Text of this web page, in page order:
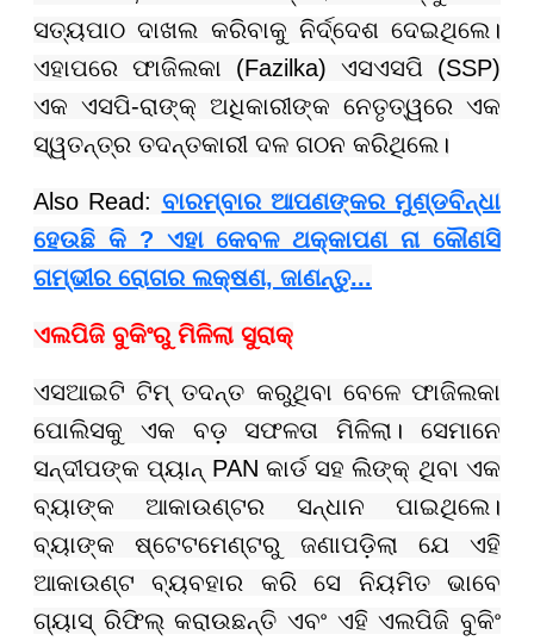
ସତ୍ୟପାଠ ଦାଖଲ କରିବାକୁ ନିର୍ଦ୍ଦେଶ ଦେଇଥିଲେ।
ଏହାପରେ ଫାଜିଲକା (Fazilka) ଏସଏସପି (SSP)
ଏକ ଏସପି-ରାଙ୍କ୍ ଅଧିକାରୀଙ୍କ ନେତୃତ୍ୱରେ ଏକ
ସ୍ୱତନ୍ତ୍ର ତଦନ୍ତକାରୀ ଦଳ ଗଠନ କରିଥିଲେ।
Also Read: ବାରମ୍ବାର ଆପଣଙ୍କର ମୁଣ୍ଡବିନ୍ଧା
ହେଉଛି କି ? ଏହା କେବଳ ଥକ୍କାପଣ ନା କୌଣସି
ଗମ୍ଭୀର ରୋଗର ଲକ୍ଷଣ, ଜାଣନ୍ତୁ...
ଏଲପିଜି ବୁକିଂରୁ ମିଳିଲା ସୁରାକ୍
ଏସଆଇଟି ଟିମ୍ ତଦନ୍ତ କରୁଥିବା ବେଳେ ଫାଜିଲକା
ପୋଲିସକୁ ଏକ ବଡ଼ ସଫଳତା ମିଳିଲା। ସେମାନେ
ସନ୍ଦୀପଙ୍କ ପ୍ୟାନ୍ PAN କାର୍ଡ ସହ ଲିଙ୍କ୍ ଥିବା ଏକ
ବ୍ୟାଙ୍କ ଆକାଉଣ୍ଟର ସନ୍ଧାନ ପାଇଥିଲେ।
ବ୍ୟାଙ୍କ ଷ୍ଟେଟମେଣ୍ଟରୁ ଜଣାପଡ଼ିଲା ଯେ ଏହି
ଆକାଉଣ୍ଟ ବ୍ୟବହାର କରି ସେ ନିୟମିତ ଭାବେ
ଗ୍ୟାସ୍ ରିଫିଲ୍ କରାଉଛନ୍ତି ଏବଂ ଏହି ଏଲପିଜି ବୁକିଂ